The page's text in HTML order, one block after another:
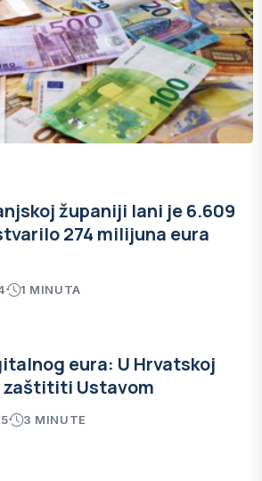
županiji lani je 6.609
274 milijuna eura
1 MINUTA
eura: U Hrvatskoj
Ustavom
3 MINUTE